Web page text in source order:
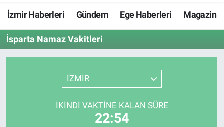
İzmir Haberleri Gündem Ege Haberleri Magazin
İsparta Namaz Vakitleri
İZMİR
İKINDI VAKTINE KALAN SÜRE
22:53
Resmi İlanlar
Resmi Reklam